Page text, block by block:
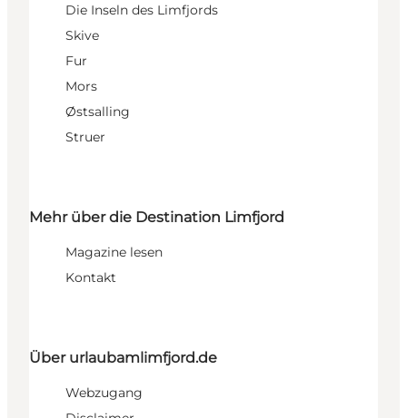
Die Inseln des Limfjords
Skive
Fur
Mors
Østsalling
Struer
Mehr über die Destination Limfjord
Magazine lesen
Kontakt
Über urlaubamlimfjord.de
Webzugang